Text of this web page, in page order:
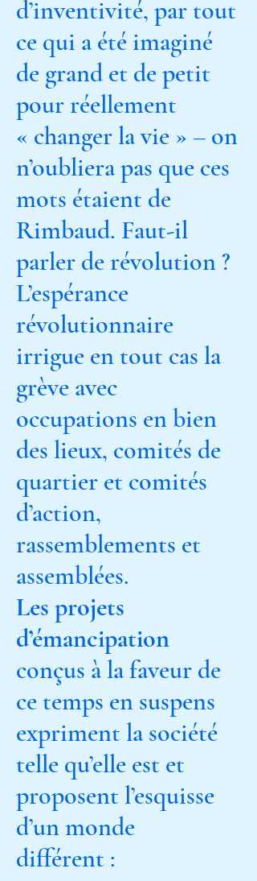
d’inventivité, par tout
ce qui a été imaginé
de grand et de petit
pour réellement
« changer la vie » – on
n’oubliera pas que ces
mots étaient de
Rimbaud. Faut-il
parler de révolution ?
L’espérance
révolutionnaire
irrigue en tout cas la
grève avec
occupations en bien
des lieux, comités de
quartier et comités
d’action,
rassemblements et
assemblées.
Les projets
d’émancipation
conçus à la faveur de
ce temps en suspens
expriment la société
telle qu’elle est et
proposent l’esquisse
d’un monde
différent :